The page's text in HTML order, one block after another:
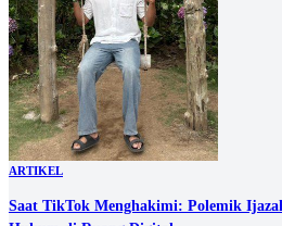
ARTIKEL
Saat TikTok Menghakimi: Polemik